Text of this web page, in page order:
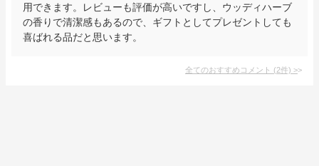
用できます。レビューも評価が高いですし、ウッディハーブ
の香りで清潔感もあるので、ギフトとしてプレゼントしても
喜ばれる品だと思います。
全てのおすすめコメント (2件) >